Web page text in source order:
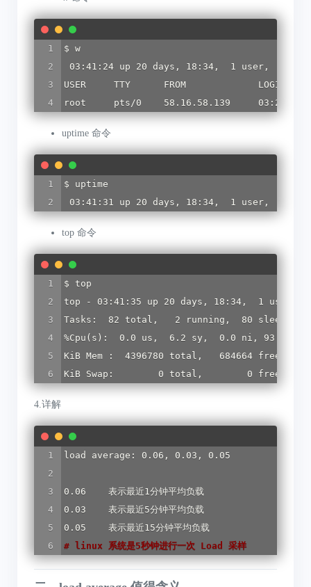
$ w
03:41:24 up 20 days, 18:34,  1 user,  load
USER     TTY      FROM             LOGIN@
root     pts/0    58.16.58.139     03:24
uptime 命令
$ uptime
03:41:31 up 20 days, 18:34,  1 user,  load
top 命令
$ top
top - 03:41:35 up 20 days, 18:34,  1 user,
Tasks:  82 total,   2 running,  80 sleeping,
%Cpu(s):  0.0 us,  6.2 sy,  0.0 ni, 93.8
KiB Mem :  4396780 total,   684664 free,
KiB Swap:        0 total,        0 free,
4.详解
load average: 0.06, 0.03, 0.05
0.06    表示最近1分钟平均负载
0.03    表示最近5分钟平均负载
# linux 系统是5秒钟进行一次 Load 采样